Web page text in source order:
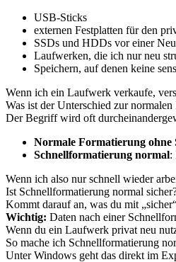
USB-Sticks
externen Festplatten für den
SSDs und HDDs vor einer
Laufwerken, die ich nur neu
Speichern, auf denen keine
Wenn ich ein Laufwerk verkaufe,
Was ist der Unterschied zur
Der Begriff wird oft
Normale Formatierung ohne
Schnellformatierung normal:
Wenn ich also nur schnell wieder
Ist Schnellformatierung normal
Kommt darauf an, was du mit
Wichtig: Daten nach einer
Wenn du ein Laufwerk privat neu
So mache ich Schnellformatierung
Unter Windows geht das direkt im